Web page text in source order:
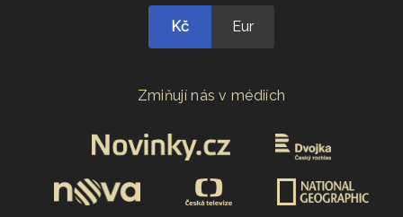
Kč Eur
Zmiňují nás v médiích